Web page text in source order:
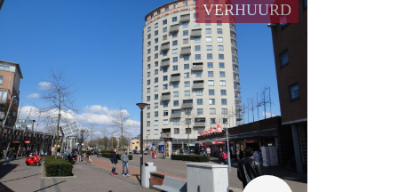
appartement in Amsterdam?
van een huur appartement?
in Amsterdam?
VERHUURD
Allround